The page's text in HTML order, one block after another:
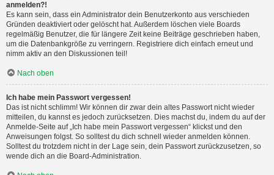
anmelden?!
Es kann sein, dass ein Administrator dein Benutzerkonto aus verschieden
Gründen deaktiviert oder gelöscht hat. Außerdem löschen viele Boards
regelmäßig Benutzer, die für längere Zeit keine Beiträge geschrieben haben,
um die Datenbankgröße zu verringern. Registriere dich einfach erneut und
nimm aktiv an den Diskussionen teil!
Nach oben
Ich habe mein Passwort vergessen!
Das ist nicht schlimm! Wir können dir zwar dein altes Passwort nicht wieder
mitteilen, du kannst es jedoch zurücksetzen. Dies machst du, indem du auf der
Anmelde-Seite auf „Ich habe mein Passwort vergessen“ klickst und den
Anweisungen folgst. So solltest du dich schnell wieder anmelden können.
Solltest du trotzdem nicht in der Lage sein, dein Passwort zurückzusetzen, so
wende dich an die Board-Administration.